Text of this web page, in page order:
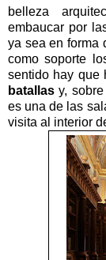
belleza
embaucar por
ya sea en forma
como soporte
sentido hay que
batallas y,
es una de las
visita al interior